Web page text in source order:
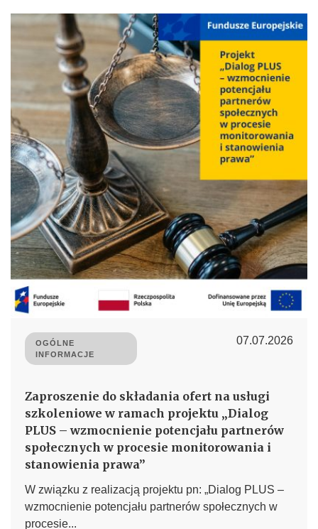
OGÓLNE
INFORMACJE
07.07.2026
Zaproszenie do składania ofert na usługi
szkoleniowe w ramach projektu „Dialog
PLUS – wzmocnienie potencjału partnerów
społecznych w procesie monitorowania i
stanowienia prawa”
W związku z realizacją projektu pn: „Dialog PLUS –
wzmocnienie potencjału partnerów społecznych w
procesie...